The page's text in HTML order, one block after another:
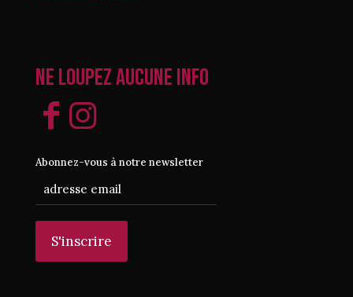
Ne loupez aucune info
Abonnez-vous à notre newsletter